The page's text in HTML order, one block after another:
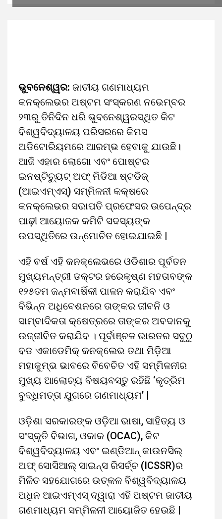
ଭୁବନେଶ୍ୱର: ଜାତୀୟ ଗଣମାଧ୍ୟମ
କନକ୍ଲେଭର ଅଷ୍ଟମ ସଂସ୍କରଣ ନଭେମ୍ବର
୨୩ରୁ ତିନିଦିନ ଧରି ଭୁବନେଶ୍ୱରସ୍ଥିତ କିଟ
ବିଶ୍ୱବିଦ୍ୟାଳୟ ପରିସରରେ କିମସ
ଅଡିଟୋରିୟମରେ ଆରମ୍ଭ ହେବାକୁ ଯାଉଛି।
ଆଜି ଏହାର ଲୋଗୋ ଏବଂ ପୋଷ୍ଟର
ଇନଷ୍ଟିଚ୍ୟୁଟ୍ ଅଫ୍ ମିଡିଆ ଷ୍ଟଡିଜ୍
(ଆଇଏମ୍ଏସ୍) ସମ୍ମିଳନୀ କକ୍ଷରେ
କନକ୍ଲେଭର ସଭାପତି ପ୍ରଫେସର ଉପେନ୍ଦ୍ର
ପାଢ଼ୀ ଆୟୋଜକ କମିଟି ସଦସ୍ୟଙ୍କ
ଉପସ୍ଥିତିରେ ଉନ୍ମୋଚିତ ହୋଇଯାଇଛି |
ଏହି ବର୍ଷ ଏହି କନକ୍ଲେଭରେ ଓଡିଶାର ପୂର୍ବତନ
ମୁଖ୍ୟମନ୍ତ୍ରୀ ଡକ୍ଟର ହରେକୃଷ୍ଣ ମହତାବଙ୍କ
୧୨୫ତମ ଜନ୍ମବାର୍ଷିକୀ ପାଳନ କରାଯିବ ଏବଂ
ବିଭିନ୍ନ ଅଧିବେଶନରେ ତାଙ୍କର ଜୀବନି ଓ
ସାମ୍ବାଦିକତା କ୍ଷେତ୍ରରେ ତାଙ୍କର ଅବଦାନକୁ
ଉଜ୍ଜୀବିତ କରାଯିବ । ପୂର୍ବାଞ୍ଚଳ ଭାରତର ସବୁଠୁ
ବଡ ଏକାଡେମିକ୍ କନକ୍ଲେଭ ତଥା ମିଡ଼ିଆ
ମହାକୁମ୍ଭ ଭାବରେ ବିବେଚିତ ଏହି ସମ୍ମିଳନୀର
ମୁଖ୍ୟ ଆଲୋଚ୍ୟ ବିଷୟବସ୍ତୁ ରହିଛି ‘କୃତ୍ରିମ
ବୁଦ୍ଧିମତ୍ତା ଯୁଗରେ ଗଣମାଧ୍ୟମ’ |
ଓଡ଼ିଶା ସରକାରଙ୍କ ଓଡ଼ିଆ ଭାଷା, ସାହିତ୍ୟ ଓ
ସଂସ୍କୃତି ବିଭାଗ, ଓକାକ (OCAC), କିଟ
ବିଶ୍ୱବିଦ୍ୟାଳୟ ଏବଂ ଇଣ୍ଡିଆନ୍ କାଉନସିଲ୍
ଅଫ୍ ସୋସିଆଲ୍ ସାଇନ୍ସ ରିସର୍ଚ୍ଚ (ICSSR)ର
ମିଳିତ ସହଯୋଗରେ ଉତ୍କଳ ବିଶ୍ୱବିଦ୍ୟାଳୟ
ଅଧିନ ଆଇଏମ୍ଏସ୍ ଦ୍ୱାରା ଏହି ଅଷ୍ଟମ ଜାତୀୟ
ଗଣମାଧ୍ୟମ ସମ୍ମିଳନୀ ଆୟୋଜିତ ହେଉଛି |